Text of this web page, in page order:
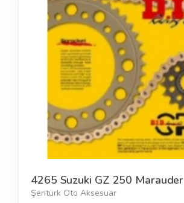
4265 Suzuki GZ 250 Marauder
Şentürk Oto Aksesuar